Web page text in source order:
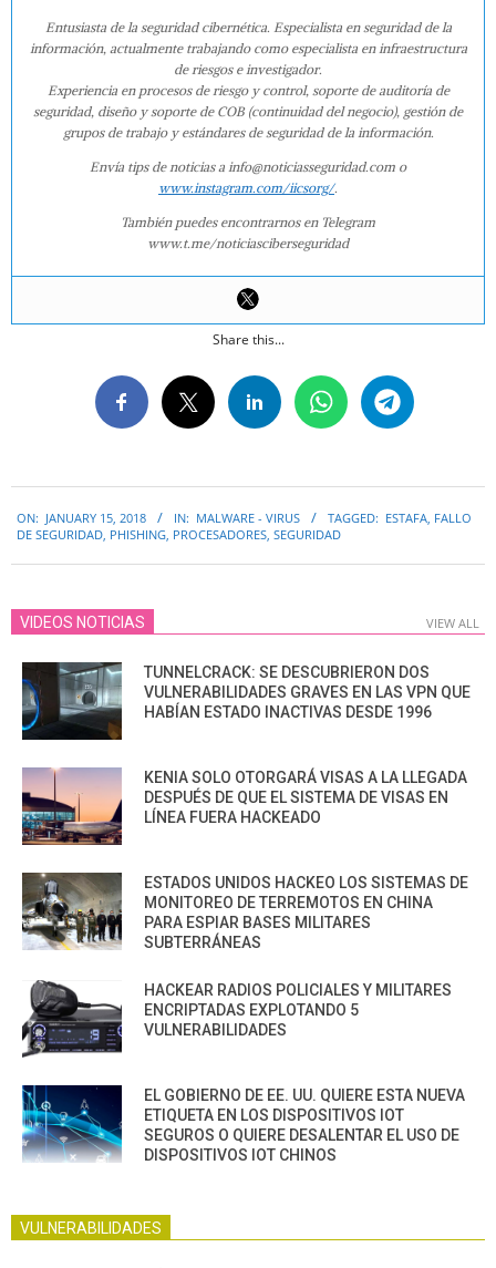
Entusiasta de la seguridad cibernética. Especialista en seguridad de la
información, actualmente trabajando como especialista en infraestructura
de riesgos e investigador.
Experiencia en procesos de riesgo y control, soporte de auditoría de
seguridad, diseño y soporte de COB (continuidad del negocio), gestión de
grupos de trabajo y estándares de seguridad de la información.
Envía tips de noticias a info@noticiasseguridad.com o
www.instagram.com/iicsorg/.
También puedes encontrarnos en Telegram
www.t.me/noticiasciberseguridad
Share this...
01-
ON: JANUARY 15, 2018 IN: MALWARE - VIRUS TAGGED: ESTAFA FALLO
DE SEGURIDAD PHISHING PROCESADORES SEGURIDAD
VIDEOS NOTICIAS VIEW ALL
TUNNELCRACK: SE DESCUBRIERON DOS
VULNERABILIDADES GRAVES EN LAS VPN QUE
HABÍAN ESTADO INACTIVAS DESDE 1996
KENIA SOLO OTORGARÁ VISAS A LA LLEGADA
DESPUÉS DE QUE EL SISTEMA DE VISAS EN
LÍNEA FUERA HACKEADO
ESTADOS UNIDOS HACKEO LOS SISTEMAS DE
MONITOREO DE TERREMOTOS EN CHINA
PARA ESPIAR BASES MILITARES
SUBTERRÁNEAS
HACKEAR RADIOS POLICIALES Y MILITARES
ENCRIPTADAS EXPLOTANDO 5
VULNERABILIDADES
EL GOBIERNO DE EE. UU. QUIERE ESTA NUEVA
ETIQUETA EN LOS DISPOSITIVOS IOT
SEGUROS O QUIERE DESALENTAR EL USO DE
DISPOSITIVOS IOT CHINOS
VULNERABILIDADES